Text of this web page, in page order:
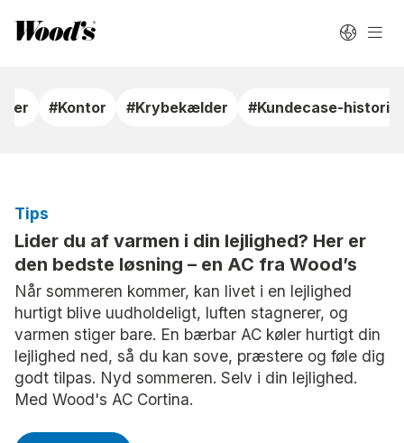
#Kontor #Krybekælder #Kundecase-historie
Tips
Lider du af varmen i din lejlighed? Her er
den bedste løsning – en AC fra Wood’s
Når sommeren kommer, kan livet i en lejlighed
hurtigt blive uudholdeligt, luften stagnerer, og
varmen stiger bare. En bærbar AC køler hurtigt din
lejlighed ned, så du kan sove, præstere og føle dig
godt tilpas. Nyd sommeren. Selv i din lejlighed.
Med Wood's AC Cortina.